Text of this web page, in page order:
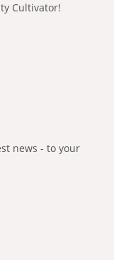
Cultivator!
news - to your